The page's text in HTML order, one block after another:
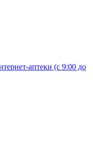
аптеки (с 9:00 до